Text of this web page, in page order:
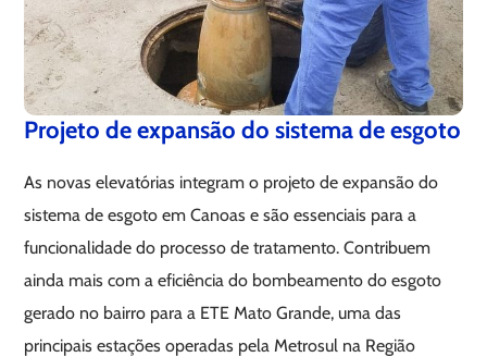
Projeto de expansão do sistema de esgoto
As novas elevatórias integram o projeto de expansão do
sistema de esgoto em Canoas e são essenciais para a
funcionalidade do processo de tratamento. Contribuem
ainda mais com a eficiência do bombeamento do esgoto
gerado no bairro para a ETE Mato Grande, uma das
principais estações operadas pela Metrosul na Região